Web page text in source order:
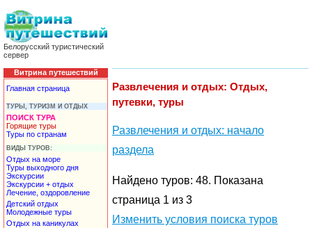
Белорусский туристический
сервер
Витрина путешествий
Главная страница
ТУРЫ, ТУРИЗМ И ОТДЫХ
ПОИСК ТУРА
Горящие туры
Туры по странам
ВИДЫ ТУРОВ:
Отдых на море
Туры выходного дня
Экскурсии
Экскурсии + отдых
Лечение, оздоровление
Детский отдых
Молодежные туры
Отдых на каникулах
Развлечения и отдых: Отдых,
путевки, туры
Развлечения и отдых: начало
раздела
Найдено туров: 48. Показана
страница 1 из 3
Изменить условия поиска туров